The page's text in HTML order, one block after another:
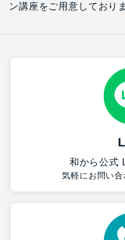
ン講座をご用意しており
和から公式
気軽にお問い合